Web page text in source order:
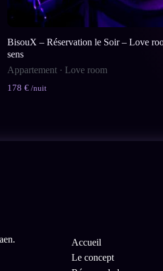
BisouX – Réservation le Soir – Love
sens
Appartement · Love room
178 € /nuit
Accueil
Le concept